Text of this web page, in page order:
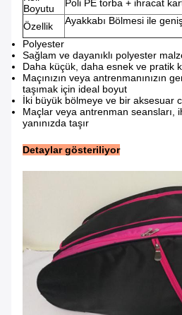
Boyutu
Poli PE torba + ihracat
Özellik Ayakkabı Bölmesi ile
Polyester
Sağlam ve dayanıklı polyester
Daha küçük, daha esnek ve pratik
Maçınızın veya antrenmanınızın
taşımak için ideal boyut
İki büyük bölmeye ve bir aksesuar
Maçlar veya antrenman seansları,
yanınızda taşır
Detaylar gösteriliyor